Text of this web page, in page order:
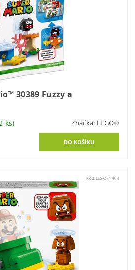
30389 Fuzzy a
ks) Značka: LEGO®
Kód: LEGO71404